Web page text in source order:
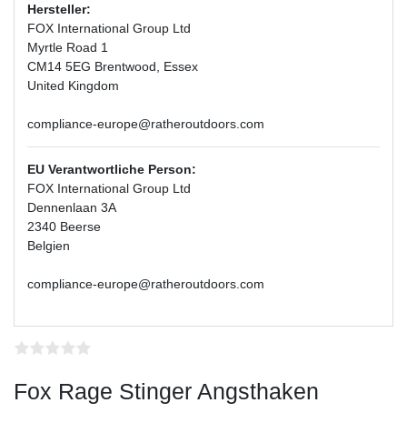
Hersteller:
FOX International Group Ltd
Myrtle Road 1
CM14 5EG Brentwood, Essex
United Kingdom
compliance-europe@ratheroutdoors.com
EU Verantwortliche Person:
FOX International Group Ltd
Dennenlaan 3A
2340 Beerse
Belgien
compliance-europe@ratheroutdoors.com
Fox Rage Stinger Angsthaken